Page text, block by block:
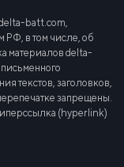
batt.com,
РФ, в том числе, об
материалов delta-
текстов, заголовков,
запрещены.
(hyperlink)